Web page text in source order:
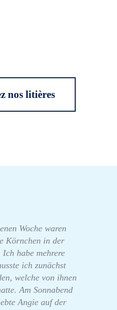
nos litières
Woche waren
Körnchen in der
habe mehrere
ich zunächst
welche von ihnen
Am Sonnabend
Angie auf der